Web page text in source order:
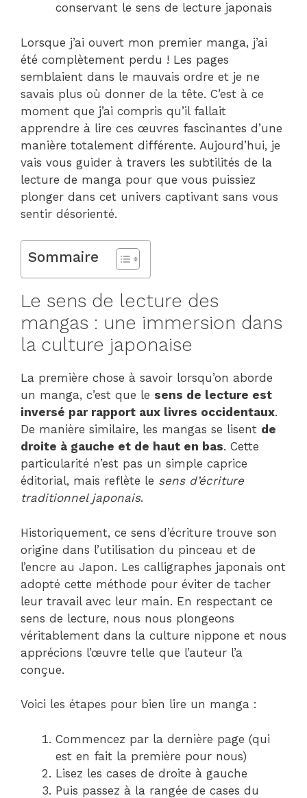
conservant le sens de lecture japonais
Lorsque j’ai ouvert mon premier manga, j’ai
été complètement perdu ! Les pages
semblaient dans le mauvais ordre et je ne
savais plus où donner de la tête. C’est à ce
moment que j’ai compris qu’il fallait
apprendre à lire ces œuvres fascinantes d’une
manière totalement différente. Aujourd’hui, je
vais vous guider à travers les subtilités de la
lecture de manga pour que vous puissiez
plonger dans cet univers captivant sans vous
sentir désorienté.
Sommaire
Le sens de lecture des
mangas : une immersion dans
la culture japonaise
La première chose à savoir lorsqu’on aborde
un manga, c’est que le sens de lecture est
inversé par rapport aux livres occidentaux.
De manière similaire, les mangas se lisent de
droite à gauche et de haut en bas. Cette
particularité n’est pas un simple caprice
éditorial, mais reflète le sens d’écriture
traditionnel japonais.
Historiquement, ce sens d’écriture trouve son
origine dans l’utilisation du pinceau et de
l’encre au Japon. Les calligraphes japonais ont
adopté cette méthode pour éviter de tacher
leur travail avec leur main. En respectant ce
sens de lecture, nous nous plongeons
véritablement dans la culture nippone et nous
apprécions l’œuvre telle que l’auteur l’a
conçue.
Voici les étapes pour bien lire un manga :
Commencez par la dernière page (qui
est en fait la première pour nous)
Lisez les cases de droite à gauche
Puis passez à la rangée de cases du